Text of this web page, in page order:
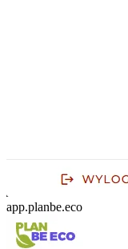
app.planbe.eco